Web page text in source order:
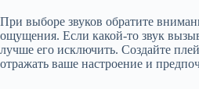
При выборе звуков обратите
ощущения. Если какой-то звук
лучше его исключить. Создайте
отражать ваше настроение и